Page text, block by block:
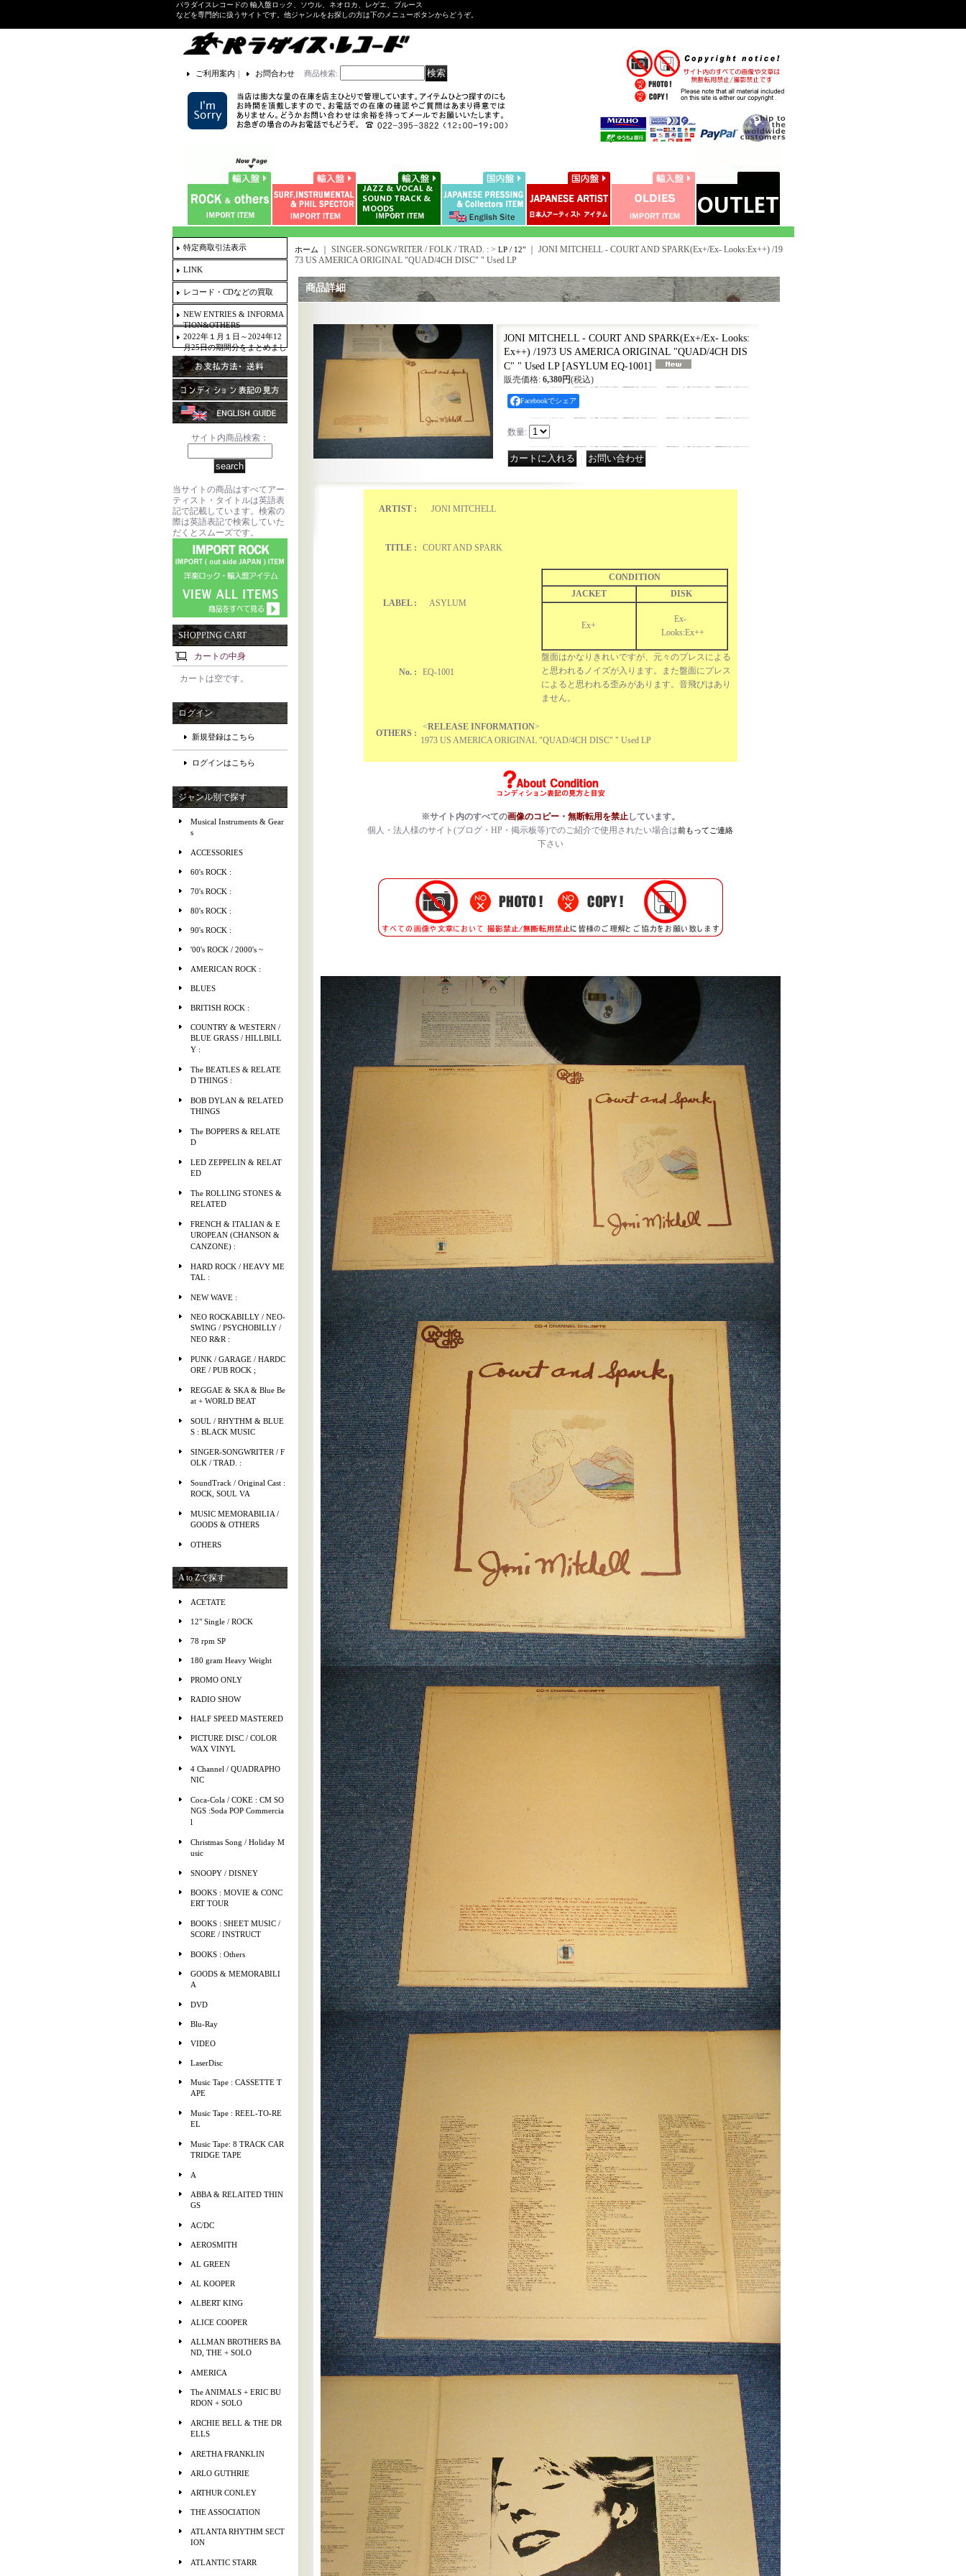
パラダイスレコードの 輸入盤ロック、ソウル、ネオロカ、レゲエ、ブルース
などを専門的に扱うサイトです。他ジャンルをお探しの方は下のメニューボタンからどうぞ。
ご利用案内 ｜ お問合わせ 商品検索:
特定商取引法表示
LINK
レコード・CDなどの買取
NEW ENTRIES & INFORMA
TION&OTHERS
2022年１月１日～2024年12
月25日の期間分をまとめまし
た。
サイト内商品検索：
当サイトの商品はすべてアー
ティスト・タイトルは英語表
記で記載しています。検索の
際は英語表記で検索していた
だくとスムーズです。
SHOPPING CART
カートの中身
カートは空です。
ログイン
新規登録はこちら
ログインはこちら
ジャンル別で探す
Musical Instruments & Gear
s
ACCESSORIES
60's ROCK :
70's ROCK :
80's ROCK :
90's ROCK :
'00's ROCK / 2000's ~
AMERICAN ROCK :
BLUES
BRITISH ROCK :
COUNTRY & WESTERN /
BLUE GRASS / HILLBILL
Y :
The BEATLES & RELATE
D THINGS :
BOB DYLAN & RELATED
THINGS
The BOPPERS & RELATE
D
LED ZEPPELIN & RELAT
ED
The ROLLING STONES &
RELATED
FRENCH & ITALIAN & E
UROPEAN (CHANSON &
CANZONE) :
HARD ROCK / HEAVY ME
TAL :
NEW WAVE :
NEO ROCKABILLY / NEO-
SWING / PSYCHOBILLY /
NEO R&R :
PUNK / GARAGE / HARDC
ORE / PUB ROCK ;
REGGAE & SKA & Blue Be
at + WORLD BEAT
SOUL / RHYTHM & BLUE
S : BLACK MUSIC
SINGER-SONGWRITER / F
OLK / TRAD. :
SoundTrack / Original Cast :
ROCK, SOUL VA
MUSIC MEMORABILIA /
GOODS & OTHERS
OTHERS
A to Zで探す
ACETATE
12" Single / ROCK
78 rpm SP
180 gram Heavy Weight
PROMO ONLY
RADIO SHOW
HALF SPEED MASTERED
PICTURE DISC / COLOR
WAX VINYL
4 Channel / QUADRAPHO
NIC
Coca-Cola / COKE : CM SO
NGS :Soda POP Commercia
l
Christmas Song / Holiday M
usic
SNOOPY / DISNEY
BOOKS : MOVIE & CONC
ERT TOUR
BOOKS : SHEET MUSIC /
SCORE / INSTRUCT
BOOKS : Others
GOODS & MEMORABILI
A
DVD
Blu-Ray
VIDEO
LaserDisc
Music Tape : CASSETTE T
APE
Music Tape : REEL-TO-RE
EL
Music Tape: 8 TRACK CAR
TRIDGE TAPE
A
ABBA & RELAITED THIN
GS
AC/DC
AEROSMITH
AL GREEN
AL KOOPER
ALBERT KING
ALICE COOPER
ALLMAN BROTHERS BA
ND, THE + SOLO
AMERICA
The ANIMALS + ERIC BU
RDON + SOLO
ARCHIE BELL & THE DR
ELLS
ARETHA FRANKLIN
ARLO GUTHRIE
ARTHUR CONLEY
THE ASSOCIATION
ATLANTA RHYTHM SECT
ION
ATLANTIC STARR
ホーム ｜ SINGER-SONGWRITER / FOLK / TRAD. : > LP / 12"｜ JONI MITCHELL - COURT AND SPARK(Ex+/Ex- Looks:Ex++) /19
73 US AMERICA ORIGINAL "QUAD/4CH DISC" " Used LP
商品詳細
JONI MITCHELL - COURT AND SPARK(Ex+/Ex- Looks:
Ex++) /1973 US AMERICA ORIGINAL "QUAD/4CH DIS
C" " Used LP [ASYLUM EQ-1001]
販売価格: 6,380円(税込)
Facebookでシェア
数量:
ARTIST : JONI MITCHELL
TITLE : COURT AND SPARK
LABEL : ASYLUM
CONDITION
JACKET
DISK
Ex+
Ex-
Looks:Ex++
盤面はかなりきれいですが、元々のプレスによる
と思われるノイズが入ります。また盤面にプレス
によると思われる歪みがあります。音飛びはあり
ません。
No. : EQ-1001
OTHERS :
<RELEASE INFORMATION>
1973 US AMERICA ORIGINAL "QUAD/4CH DISC" " Used LP
※サイト内のすべての画像のコピー・無断転用を禁止しています。
個人・法人様のサイト(ブログ・HP・掲示板等)でのご紹介で使用されたい場合は前もってご連絡
下さい